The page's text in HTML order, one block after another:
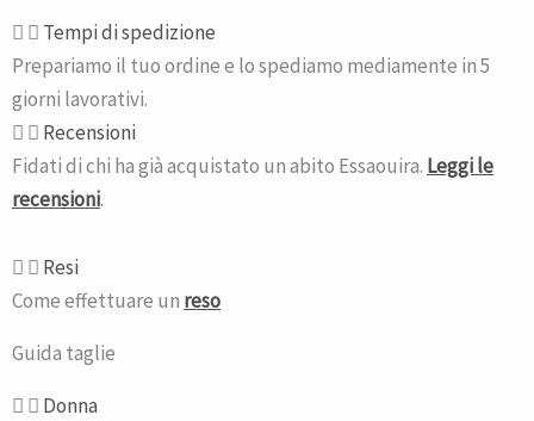
Tempi di spedizione​
Prepariamo il tuo ordine e lo spediamo mediamente in 5
giorni lavorativi.
Recensioni
Fidati di chi ha già acquistato un abito Essaouira. Leggi le
recensioni.
Resi
Come effettuare un reso
Guida taglie
Donna